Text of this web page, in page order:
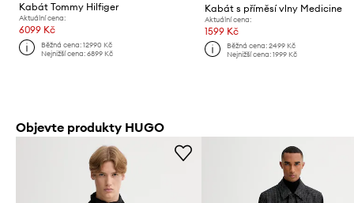
Kabát Tommy Hilfiger
Aktuální cena:
6099 Kč
Běžná cena:12990 Kč
Nejnižší cena:6899 Kč
Kabát s příměsí vlny Medicine
Aktuální cena:
1599 Kč
Běžná cena: 2499 Kč
Nejnižší cena: 1999 Kč
Objevte produkty HUGO